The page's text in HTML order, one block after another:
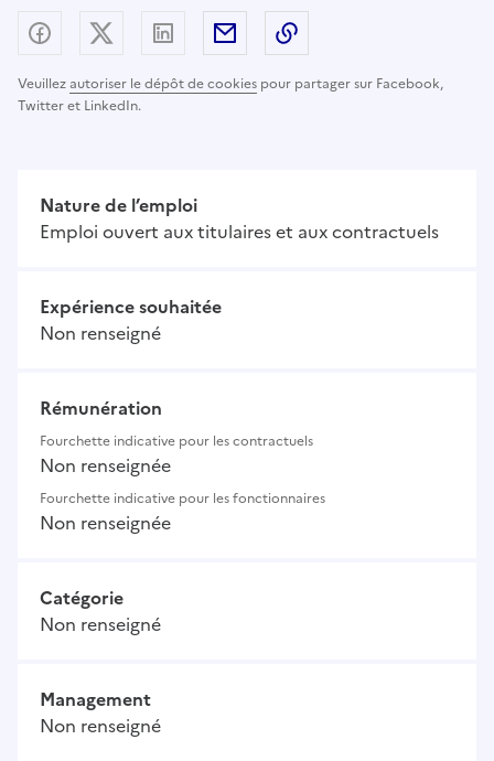
Veuillezautoriser le dépôt de cookies pour partager sur Facebook,
Twitter et LinkedIn.
Partager sur Facebook
Partager sur X (anciennement Twitter) -
Partager sur LinkedIn
Partager par email
Nature de l’emploi
Emploi ouvert aux titulaires et aux contractuels
Expérience souhaitée
Non renseigné
Rémunération
Fourchette indicative pour les contractuels
Non renseignée
Fourchette indicative pour les fonctionnaires
Non renseignée
Catégorie
Non renseigné
Management
Non renseigné